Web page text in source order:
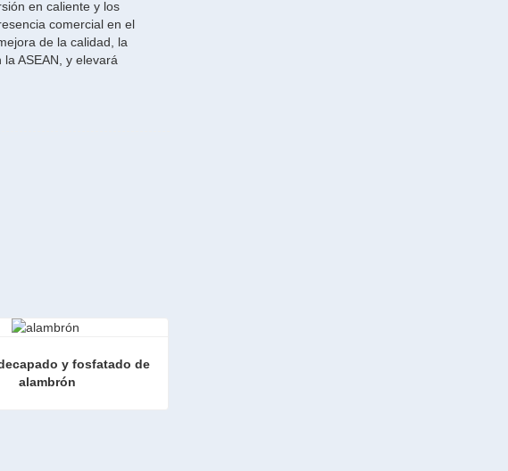
en caliente y los
comercial en el
de la calidad, la
ASEAN, y elevará
y fosfatado de
alambrón